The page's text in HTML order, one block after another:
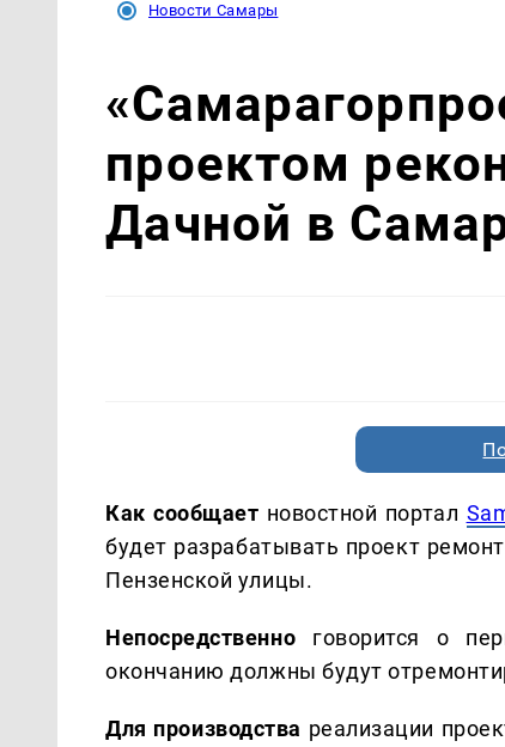
Новости Самары
проектом
Дачной в
Как сообщает новостной портал
будет разрабатывать проект
Пензенской улицы.
Непосредственно говорится о
окончанию должны будут
Для производства реализации